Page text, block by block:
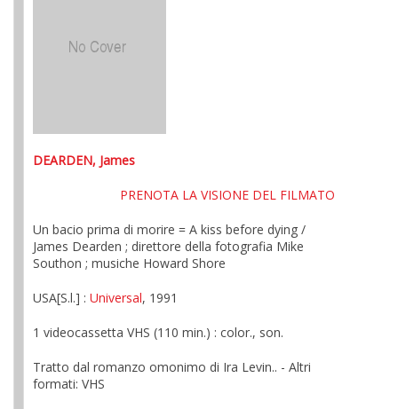
DEARDEN, James
PRENOTA LA VISIONE DEL FILMATO
Un bacio prima di morire = A kiss before dying /
James Dearden ; direttore della fotografia Mike
Southon ; musiche Howard Shore
USA[S.l.] : Universal, 1991
1 videocassetta VHS (110 min.) : color., son.
Tratto dal romanzo omonimo di Ira Levin.. - Altri
formati: VHS